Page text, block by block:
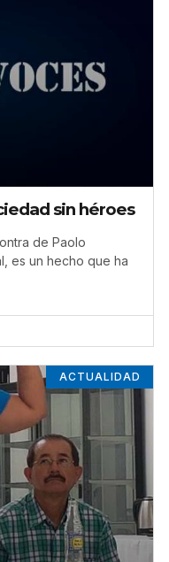
sin héroes
de Paolo
es un hecho que ha
ACTUALIDAD